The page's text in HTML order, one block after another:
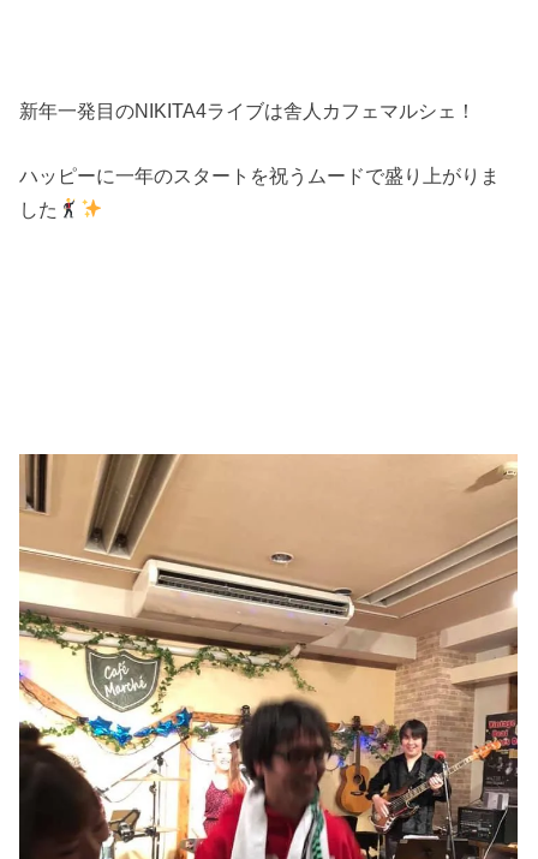
新年一発目のNIKITA4ライブは舎人カフェマルシェ！
ハッピーに一年のスタートを祝うムードで盛り上がりま
した